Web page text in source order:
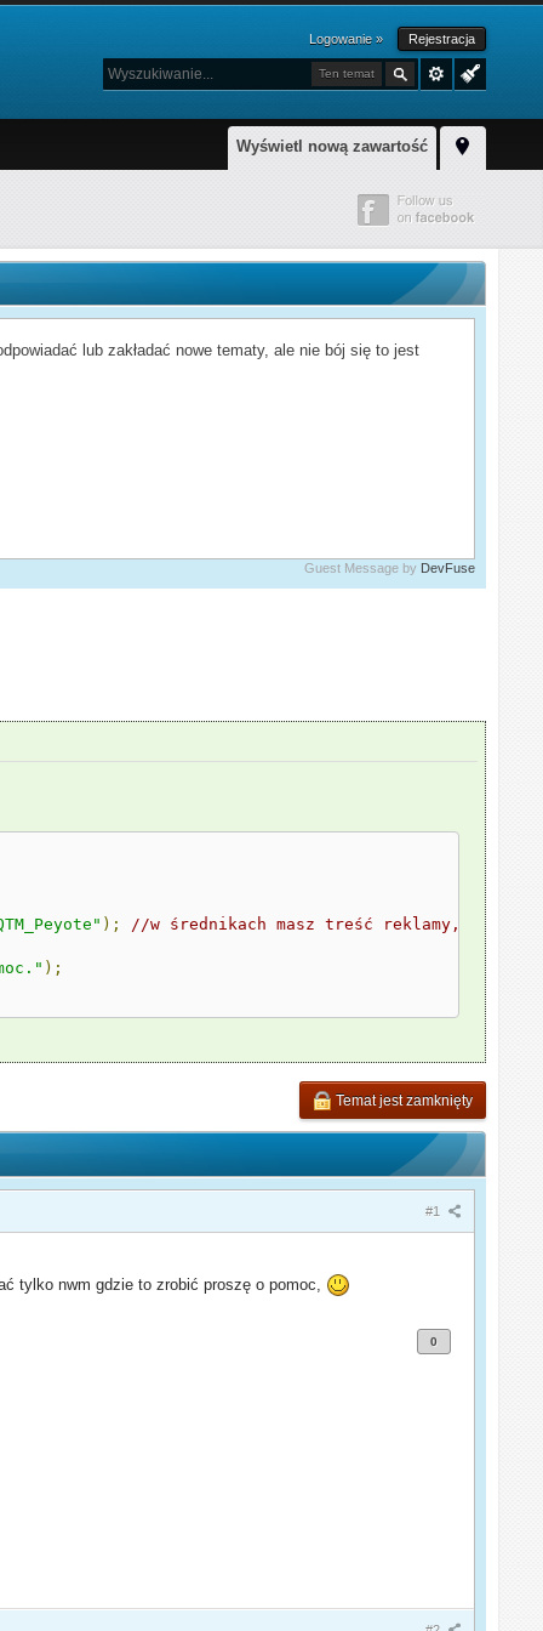
Logowanie » Rejestracja
Ten temat
Wyświetl nową zawartość
lub zakładać nowe tematy, ale nie bój się to jest
Guest Message by DevFuse
); //w średnikach masz treść reklamy,
);
Temat jest zamknięty
#1
tylko nwm gdzie to zrobić proszę o pomoc,
0